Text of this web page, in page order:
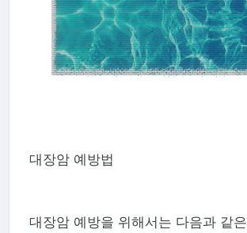
대장암 예방법
대장암 예방을 위해서는 다음과 같